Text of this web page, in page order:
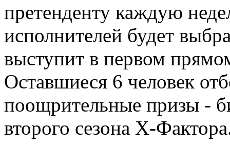
претенденту каждую
исполнителей будет
выступит в первом
Оставшиеся 6 человек
поощрительные призы -
второго сезона Х-